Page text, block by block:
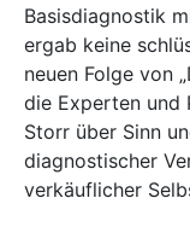
Basisdiagnostik
ergab keine
neuen Folge von
die Experten und
Storr über Sinn
diagnostischer
verkäuflicher